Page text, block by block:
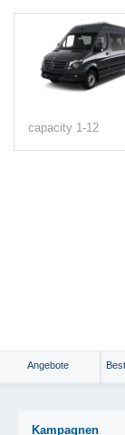
capacity 1-12
Angebote
Kampagnen